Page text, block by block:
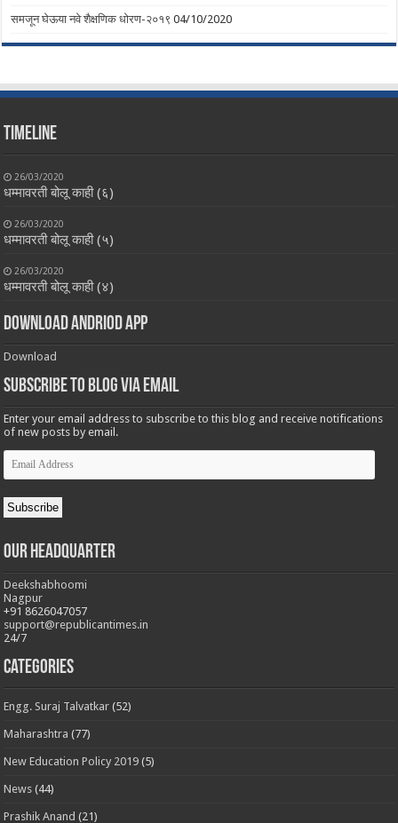
समजून घेऊया नवे शैक्षणिक धोरण-२०१९ 04/10/2020
Timeline
26/03/2020
धम्मावरती बोलू काही (६)
26/03/2020
धम्मावरती बोलू काही (५)
26/03/2020
धम्मावरती बोलू काही (४)
Download Andriod App
Download
Subscribe to Blog via Email
Enter your email address to subscribe to this blog and receive notifications
of new posts by email.
Email
Address
Subscribe
Our Headquarter
Deekshabhoomi
Nagpur
+91 8626047057
support@republicantimes.in
24/7
Categories
Engg. Suraj Talvatkar (52)
Maharashtra (77)
New Education Policy 2019 (5)
News (44)
Prashik Anand (21)